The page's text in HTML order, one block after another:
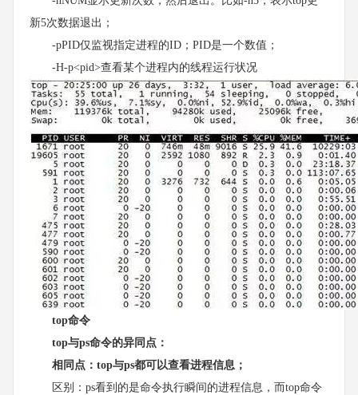
新5次数据退出；
-pPID仅监视指定进程的ID；PID是一个数值；
-H-p<pid>查看某个进程内的线程运行状况
top命令
top与ps命令的异同点：
相同点：top与ps都可以查看进程信息；
区别：ps看到的是命令执行瞬间的进程信息，而top命令